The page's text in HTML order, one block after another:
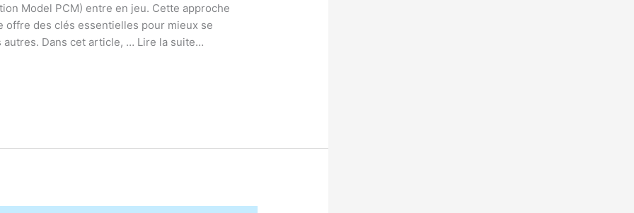
Model PCM) entre en jeu. Cette approche
offre des clés essentielles pour mieux se
Dans cet article, … Lire la suite…